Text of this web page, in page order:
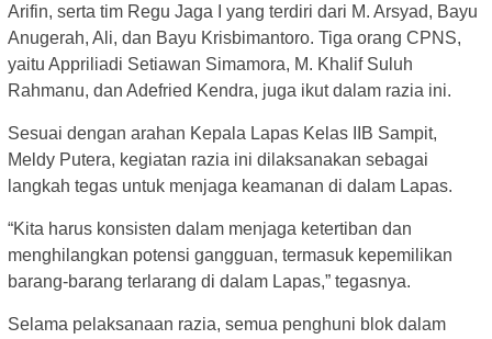
Arifin, serta tim Regu Jaga I yang terdiri dari M. Arsyad, Bayu
Anugerah, Ali, dan Bayu Krisbimantoro. Tiga orang CPNS,
yaitu Appriliadi Setiawan Simamora, M. Khalif Suluh
Rahmanu, dan Adefried Kendra, juga ikut dalam razia ini.
Sesuai dengan arahan Kepala Lapas Kelas IIB Sampit,
Meldy Putera, kegiatan razia ini dilaksanakan sebagai
langkah tegas untuk menjaga keamanan di dalam Lapas.
“Kita harus konsisten dalam menjaga ketertiban dan
menghilangkan potensi gangguan, termasuk kepemilikan
barang-barang terlarang di dalam Lapas,” tegasnya.
Selama pelaksanaan razia, semua penghuni blok dalam